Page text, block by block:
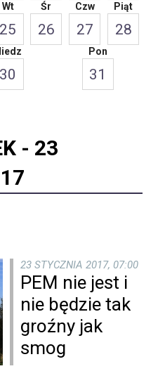
Wt
25
Śr
26
Czw
27
Piąt
28
30
Pon
31
- 23
23 STYCZNIA 2017, 07:00
PEM nie jest i
nie będzie tak
groźny jak
smog